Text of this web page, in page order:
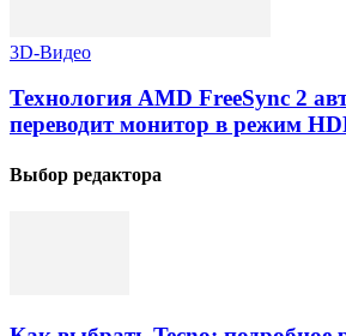
3D-Видео
Технология AMD FreeSync 2
переводит монитор в режим
Выбор редактора